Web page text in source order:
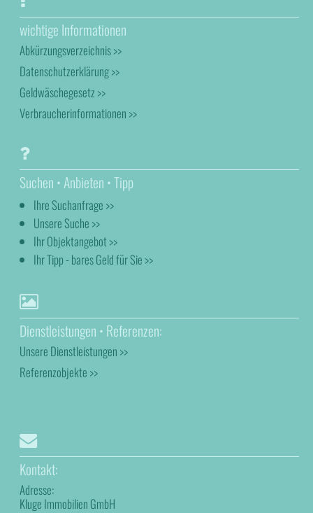
wichtige Informationen
Abkürzungsverzeichnis >>
Datenschutzerklärung >>
Geldwäschegesetz >>
Verbraucherinformationen >>
Suchen • Anbieten • Tipp
Ihre Suchanfrage >>
Unsere Suche >>
Ihr Objektangebot >>
Ihr Tipp - bares Geld für Sie >>
Dienstleistungen • Referenzen:
Unsere Dienstleistungen >>
Referenzobjekte >>
Kontakt:
Adresse:
Kluge Immobilien GmbH